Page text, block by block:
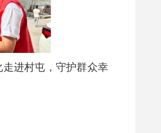
进村屯，守护群众幸